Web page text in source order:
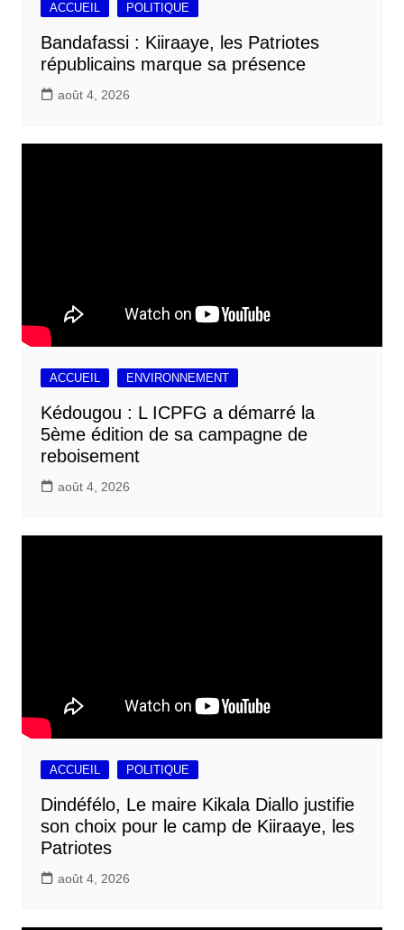
ACCUEIL POLITIQUE
Bandafassi : Kiiraaye, les Patriotes
républicains marque sa présence
août 4, 2026
ACCUEIL ENVIRONNEMENT
Kédougou : L ICPFG a démarré la
5ème édition de sa campagne de
reboisement
août 4, 2026
ACCUEIL POLITIQUE
Dindéfélo, Le maire Kikala Diallo justifie
son choix pour le camp de Kiiraaye, les
Patriotes
août 4, 2026